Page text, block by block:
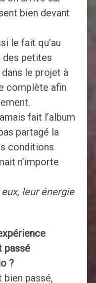
bien devant
le fait qu’au
des petites
le projet à
complète afin
fait l’album
partagé la
conditions
n’importe
eux, leur énergie
passé
?
bien passé,